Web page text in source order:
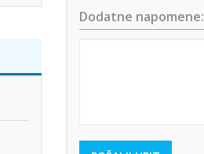
Dodatne napomene: